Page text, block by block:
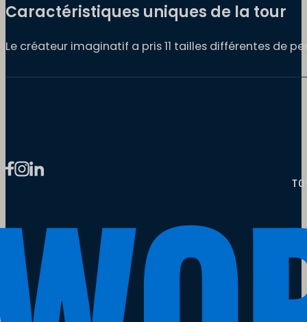
Caractéristiques uniques de la tour
Le créateur imaginatif a pris 11 tailles différentes de